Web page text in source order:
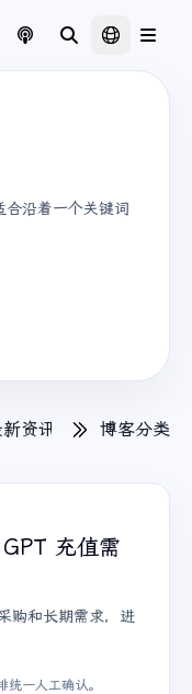
合沿着一个关键词
资讯 Tech 出海
博客分类
充值需
购和长期需求，进
一人工确认。